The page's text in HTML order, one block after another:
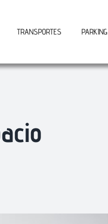
TRANSPORTES PARKING